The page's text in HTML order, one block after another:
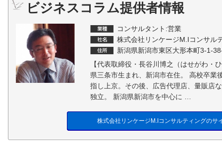
ビジネスコラム提供者情報
コンサルタント:営業
株式会社リンケージM.Iコンサル
新潟県新潟市東区大形本町3-1-
【代表取締役・長谷川博之（はせがわ・
県三条市生まれ、新潟市在住。 高校卒業
指し上京。その後、広告代理店、量販店
独立。 新潟県新潟市を中心に …
株式会社リンケージM.Iコンサルティングのサ